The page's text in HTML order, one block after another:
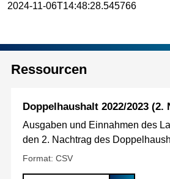
2024-11-06T14:48:28.545766
Ressourcen
Doppelhaushalt 2022/2023 (2.
Ausgaben und Einnahmen des
den 2. Nachtrag des
Format: CSV